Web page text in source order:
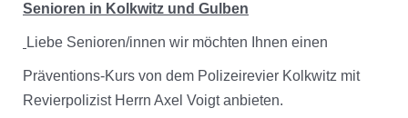
Senioren in Kolkwitz und Gulben
Liebe Senioren/innen wir möchten Ihnen einen
Präventions-Kurs von dem Polizeirevier Kolkwitz mit
Revierpolizist Herrn Axel Voigt anbieten.